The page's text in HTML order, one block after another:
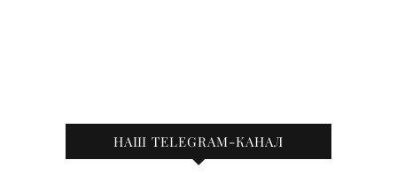
НАШ TELEGRAM-КАНАЛ